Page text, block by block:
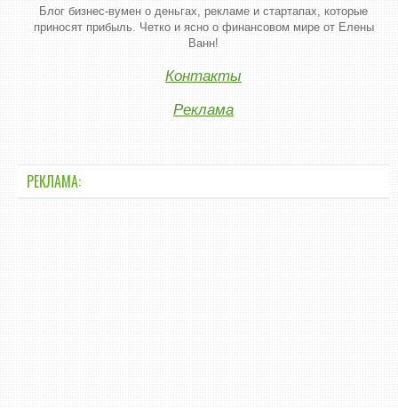
Блог бизнес-вумен о деньгах, рекламе и стартапах, которые
приносят прибыль. Четко и ясно о финансовом мире от Елены
Ванн!
Контакты
Реклама
РЕКЛАМА: